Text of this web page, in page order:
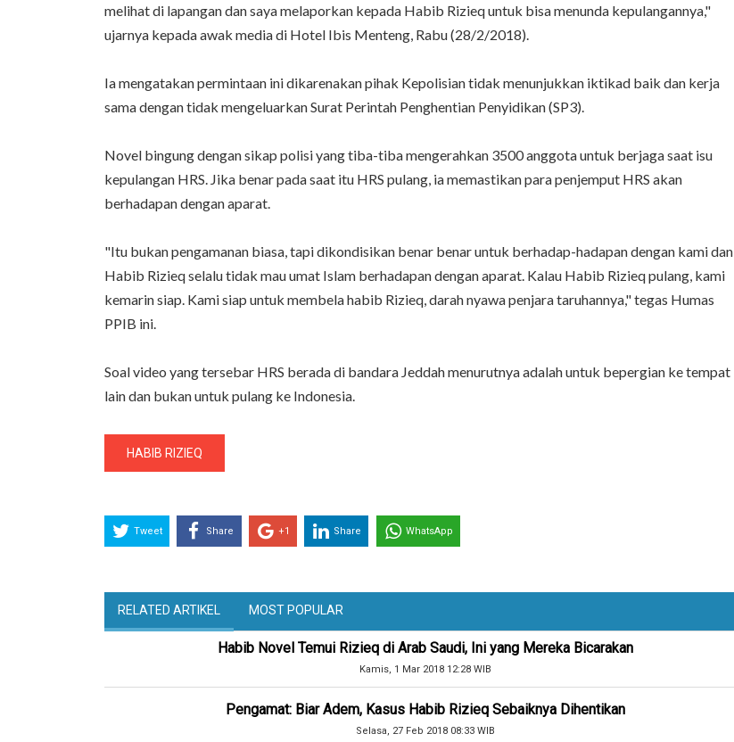
melihat di lapangan dan saya melaporkan kepada Habib Rizieq untuk bisa menunda kepulangannya,"
ujarnya kepada awak media di Hotel Ibis Menteng, Rabu (28/2/2018).
Ia mengatakan permintaan ini dikarenakan pihak Kepolisian tidak menunjukkan iktikad baik dan kerja
sama dengan tidak mengeluarkan Surat Perintah Penghentian Penyidikan (SP3).
Novel bingung dengan sikap polisi yang tiba-tiba mengerahkan 3500 anggota untuk berjaga saat isu
kepulangan HRS. Jika benar pada saat itu HRS pulang, ia memastikan para penjemput HRS akan
berhadapan dengan aparat.
"Itu bukan pengamanan biasa, tapi dikondisikan benar benar untuk berhadap-hadapan dengan kami dan
Habib Rizieq selalu tidak mau umat Islam berhadapan dengan aparat. Kalau Habib Rizieq pulang, kami
kemarin siap. Kami siap untuk membela habib Rizieq, darah nyawa penjara taruhannya," tegas Humas
PPIB ini.
Soal video yang tersebar HRS berada di bandara Jeddah menurutnya adalah untuk bepergian ke tempat
lain dan bukan untuk pulang ke Indonesia.
HABIB RIZIEQ
Tweet Share +1 Share WhatsApp
RELATED ARTIKEL MOST POPULAR
Habib Novel Temui Rizieq di Arab Saudi, Ini yang Mereka Bicarakan
Kamis, 1 Mar 2018 12:28 WIB
Pengamat: Biar Adem, Kasus Habib Rizieq Sebaiknya Dihentikan
Selasa, 27 Feb 2018 08:33 WIB